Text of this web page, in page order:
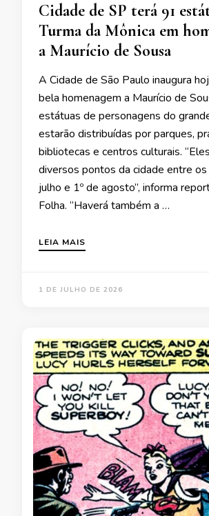
Cidade de SP terá 91
Turma da Mônica em
a Maurício de Sousa
A Cidade de São Paulo inaugura
bela homenagem a Maurício de
estátuas de personagens do
estarão distribuídas por parques,
bibliotecas e centros culturais.
diversos pontos da cidade entre os
julho e 1º de agosto”, informa
Folha. “Haverá também a …
LEIA MAIS
1 DE JULHO DE 2026